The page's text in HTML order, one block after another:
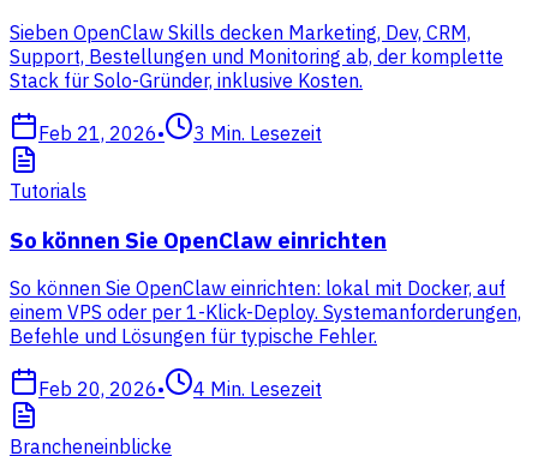
Sieben OpenClaw Skills decken Marketing, Dev, CRM,
Support, Bestellungen und Monitoring ab, der komplette
Stack für Solo-Gründer, inklusive Kosten.
Feb 21, 2026• 3 Min. Lesezeit
Tutorials
So können Sie OpenClaw einrichten
So können Sie OpenClaw einrichten: lokal mit Docker, auf
einem VPS oder per 1-Klick-Deploy. Systemanforderungen,
Befehle und Lösungen für typische Fehler.
Feb 20, 2026• 4 Min. Lesezeit
Brancheneinblicke